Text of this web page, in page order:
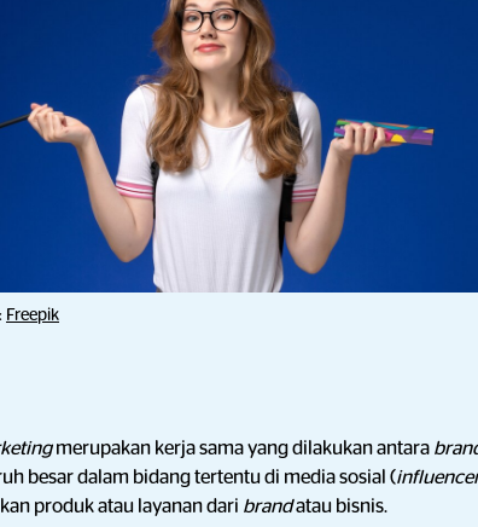
Freepik
merupakan kerja sama yang dilakukan antara
besar dalam bidang tertentu di media sosial (
produk atau layanan dari brandatau bisnis.